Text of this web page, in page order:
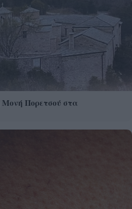
Πορετσού στα